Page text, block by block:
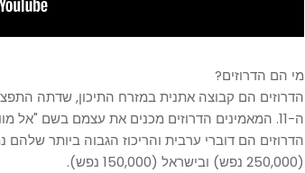
מי הם הדרוזים?
הדרוזים הם קבוצה אתנית במזרח התיכון, שדתה
ה-11. המאמינים הדרוזים מכנים את עצמם בשם "אל מווח'דון", שפירושו המאמינים באל אחד.
(250,000 נפש) ובישראל (150,000 נפש).